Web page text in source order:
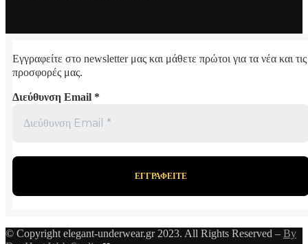
Εγγραφείτε στο newsletter μας και μάθετε πρώτοι για τα νέα και τις
προσφορές μας.
Διεύθυνση Email *
© Copyright elegant-underwear.gr 2023. All Rights Reserved – By